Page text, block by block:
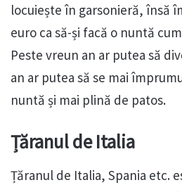
locuiește în garsonieră, însă
euro ca să-și facă o nuntă
Peste vreun an ar putea să
an ar putea să se mai
nuntă și mai plină de patos.
Țăranul de Italia
Țăranul de Italia, Spania etc.